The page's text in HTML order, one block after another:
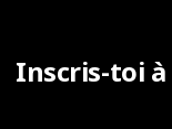
Inscris-toi